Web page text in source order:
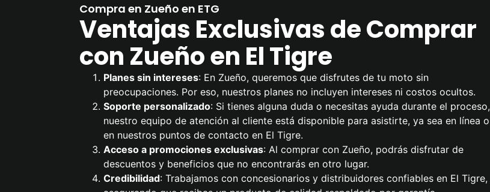
Compra en Zueño en ETG
Ventajas Exclusivas de Comprar
con Zueño en El Tigre
Planes sin intereses: En Zueño, queremos que disfrutes de tu moto sin
preocupaciones. Por eso, nuestros planes no incluyen intereses ni costos ocultos.
Soporte personalizado: Si tienes alguna duda o necesitas ayuda durante el proceso,
nuestro equipo de atención al cliente está disponible para asistirte, ya sea en línea o
en nuestros puntos de contacto en El Tigre.
Acceso a promociones exclusivas: Al comprar con Zueño, podrás disfrutar de
descuentos y beneficios que no encontrarás en otro lugar.
Credibilidad: Trabajamos con concesionarios y distribuidores confiables en El Tigre,